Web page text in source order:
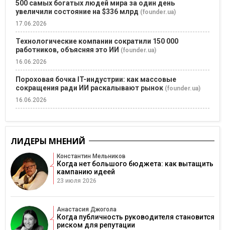
500 самых богатых людей мира за один день
увеличили состояние на $336 млрд (founder.ua)
17.06.2026
Технологические компании сократили 150 000
работников, объясняя это ИИ (founder.ua)
16.06.2026
Пороховая бочка IT-индустрии: как массовые
сокращения ради ИИ раскалывают рынок (founder.ua)
16.06.2026
ЛИДЕРЫ МНЕНИЙ
Константин Мельников
Когда нет большого бюджета: как вытащить
кампанию идеей
23 июля 2026
Анастасия Джогола
Когда публичность руководителя становится
риском для репутации